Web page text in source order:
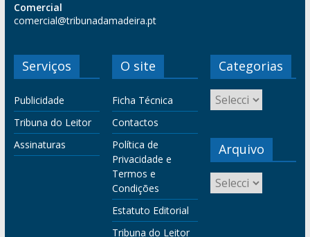
Comercial
comercial@tribunadamadeira.pt
Serviços
Publicidade
Tribuna do Leitor
Assinaturas
O site
Ficha Técnica
Contactos
Política de
Privacidade e
Termos e
Condições
Estatuto Editorial
Tribuna do Leitor
Categorias
Arquivo